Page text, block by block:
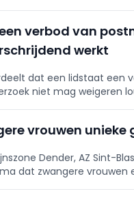
verbod van
werkt
dat een lidstaat een
niet mag weigeren
vrouwen
Dender, AZ Sint-
dat zwangere vrouwen